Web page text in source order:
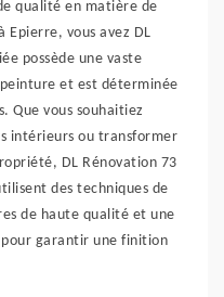
qualité en matière de
vous avez DL
possède une vaste
et est déterminée
Que vous souhaitiez
intérieurs ou transformer
DL Rénovation 73
des techniques de
de haute qualité et une
garantir une finition